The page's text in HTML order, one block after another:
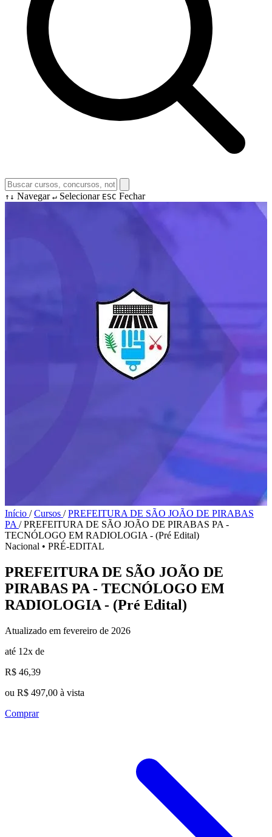
↑↓ Navegar ↵ Selecionar ESC Fechar
Início / Cursos / PREFEITURA DE SÃO JOÃO DE PIRABAS
PA / PREFEITURA DE SÃO JOÃO DE PIRABAS PA -
TECNÓLOGO EM RADIOLOGIA - (Pré Edital)
Nacional • PRÉ-EDITAL
PREFEITURA DE SÃO JOÃO DE
PIRABAS PA - TECNÓLOGO EM
RADIOLOGIA - (Pré Edital)
Atualizado em fevereiro de 2026
até 12x de
R$ 46,39
ou R$ 497,00 à vista
Comprar